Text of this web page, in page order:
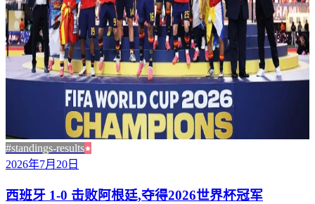
#standings-results
2026年7月20日
西班牙 1-0 击败阿根廷,夺得2026世界杯冠军